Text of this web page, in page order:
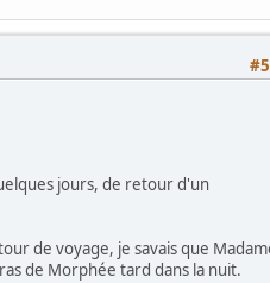
jours, de retour d'un
de voyage, je savais que
de Morphée tard dans la nuit.